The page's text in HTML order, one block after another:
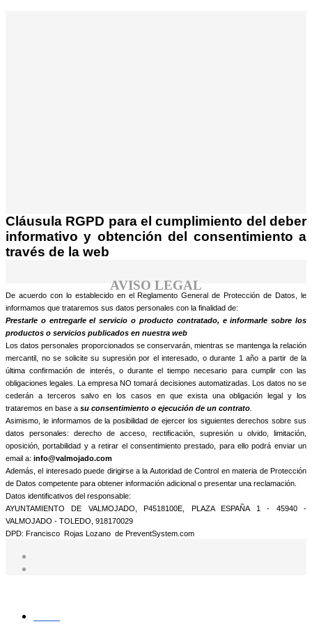
Cláusula RGPD para el cumplimiento del deber
informativo y obtención del consentimiento a
AVISO LEGAL
De acuerdo con lo establecido en el Reglamento General de Protección de Datos, le
informamos que trataremos sus datos personales con la finalidad de:
Prestarle o entregarle el servicio o producto contratado, e informarle sobre los
productos o servicios publicados en nuestra web
Los datos personales proporcionados se conservarán, mientras se mantenga la relación
mercantil, no se solicite su supresión por el interesado, o durante 1 año a partir de la
última confirmación de interés, o durante el tiempo necesario para cumplir con las
obligaciones legales. La empresa NO tomará decisiones automatizadas. Los datos no se
cederán a terceros salvo en los casos en que exista una obligación legal y los
trataremos en base asu consentimiento o ejecución de un contrato .
Asimismo, le informamos de la posibilidad de ejercer los siguientes derechos sobre sus
datos personales: derecho de acceso, rectificación, supresión u olvido, limitación,
oposición, portabilidad y a retirar el consentimiento prestado, para ello podrá enviar un
email a:info@valmojado.com
Además, el interesado puede dirigirse a la Autoridad de Control en materia de Protección
de Datos competente para obtener información adicional o presentar una reclamación.
Datos identificativos del responsable:
AYUNTAMIENTO DE VALMOJADO, P4518100E, PLAZA ESPAÑA 1 - 45940 -